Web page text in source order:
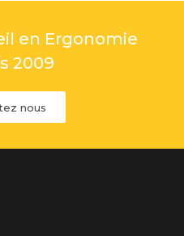
en Ergonomie
2009
nous